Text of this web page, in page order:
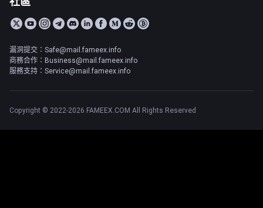
漏洞提交：Safe@mail.fameex.info
商務合作：Business@mail.fameex.info
服務支持：Service@mail.fameex.info
Copyright © 2022-2026 FAMEEX.COM All Rights Reserved